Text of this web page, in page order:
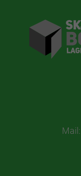
Mail: